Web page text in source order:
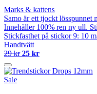
Marks & kattens
Samo är ett tjockt
Innehåller 100% ren ny ull.
Stickfasthet på stickor 9: 10
Handtvätt
29 kr 25 kr
Sale